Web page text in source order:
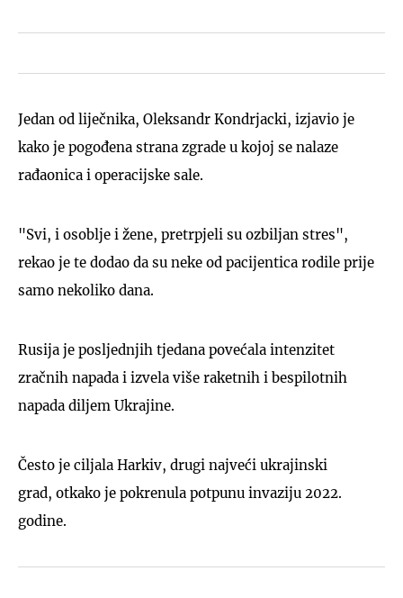
Jedan od liječnika, Oleksandr Kondrjacki, izjavio je
kako je pogođena strana zgrade u kojoj se nalaze
rađaonica i operacijske sale.
"Svi, i osoblje i žene, pretrpjeli su ozbiljan stres",
rekao je te dodao da su neke od pacijentica rodile prije
samo nekoliko dana.
Rusija je posljednjih tjedana povećala intenzitet
zračnih napada i izvela više raketnih i bespilotnih
napada diljem Ukrajine.
Često je ciljala Harkiv, drugi najveći ukrajinski
grad, otkako je pokrenula potpunu invaziju 2022.
godine.